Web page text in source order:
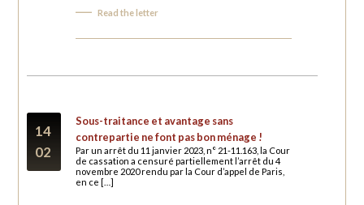
Read the letter
14
02
Sous-traitance et avantage sans
contrepartie ne font pas bon ménage !
Par un arrêt du 11 janvier 2023, n° 21-11.163, la Cour
de cassation a censuré partiellement l’arrêt du 4
novembre 2020 rendu par la Cour d’appel de Paris,
en ce […]